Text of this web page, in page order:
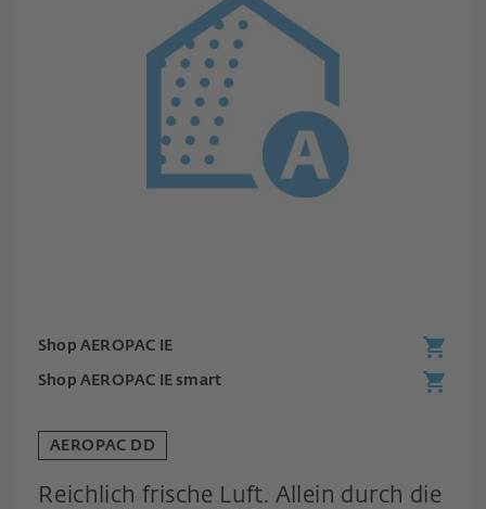
Shop AEROPAC IE
Shop AEROPAC IE smart
AEROPAC DD
Reichlich frische Luft. Allein durch die